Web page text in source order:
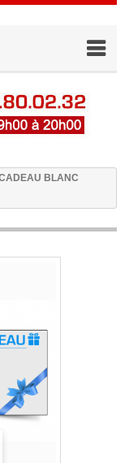
BLANC